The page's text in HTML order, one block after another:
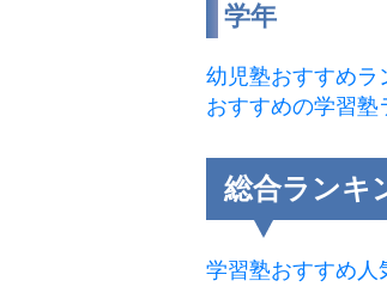
学年
幼児塾おすすめラ
おすすめの学習塾
総合ランキ
学習塾おすすめ人